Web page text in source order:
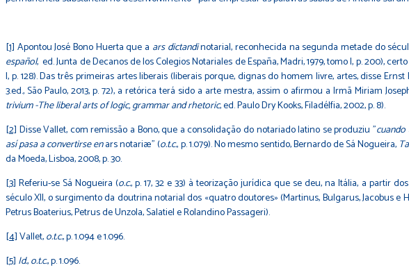
[1] Apontou José Bono Huerta que a ars dictandinotarial, reconhecida na segunda metade do
español, ed. Junta de Decanos de los Colegios Notariales de España, Madri, 1979, tomo I, p. 200),
I, p. 128). Das três primeiras artes liberais (liberais porque, dignas do homem livre, artes, disse
3.ed., São Paulo, 2013, p. 72), a retórica terá sido a arte mestra, assim o afirmou a Irmã Miriam
trivium -The liberal arts of logic, grammar and rhetoric, ed. Paulo Dry Kooks, Filadélfia, 2002, p. 8).
[2] Disse Vallet, com remissão a Bono, que a consolidação do notariado latino se produziu "cuando
así pasa a convertirse enars notariæ" (o.t.c., p. 1.079). No mesmo sentido, Bernardo de Sá Nogueira,
da Moeda, Lisboa, 2008, p. 30.
[3] Referiu-se Sá Nogueira (o.c., p. 17, 32 e 33) à teorização jurídica que se deu, na Itália, a partir
século XII, o surgimento da doutrina notarial dos «quatro doutores» (Martinus, Bulgarus, Jacobus
Petrus Boaterius, Petrus de Unzola, Salatiel e Rolandino Passageri).
[4]Vallet,o.t.c., p. 1.094 e 1.096.
[5] Id.,o.t.c., p. 1.096.